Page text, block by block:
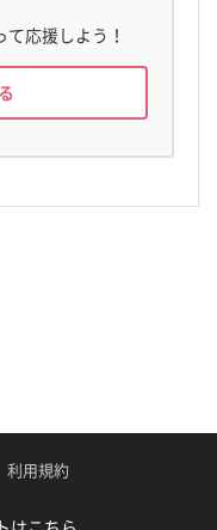
応援しよう！
利用規約